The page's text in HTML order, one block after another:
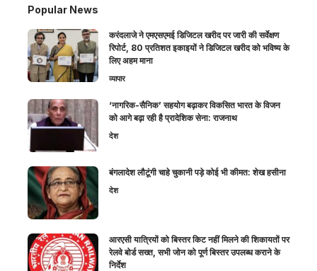
Popular News
करंदलाजे ने एमएसएमई डिजिटल खरीद पर जारी की सर्वेक्षण
रिपोर्ट, 80 प्रतिशत इकाइयों ने डिजिटल खरीद को भविष्य के
लिए अहम माना
व्यापार
‘नागरिक-सैनिक’ सहयोग बढ़ाकर विकसित भारत के विजन
को आगे बढ़ा रही है प्रादेशिक सेना: राजनाथ
देश
बंगलादेश लौटूंगी चाहे चुकानी पड़े कोई भी कीमत: शेख हसीना
देश
आरएसी यात्रियों को बिस्तर किट नहीं मिलने की शिकायतों पर
रेलवे बोर्ड सख्त, सभी जोन को पूर्ण बिस्तर उपलब्ध कराने के
निर्देश